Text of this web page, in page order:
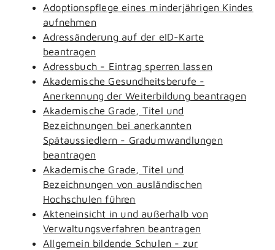
Adoptionspflege eines minderjährigen Kindes
aufnehmen
Adressänderung auf der eID-Karte
beantragen
Adressbuch - Eintrag sperren lassen
Akademische Gesundheitsberufe -
Anerkennung der Weiterbildung beantragen
Akademische Grade, Titel und
Bezeichnungen bei anerkannten
Spätaussiedlern - Gradumwandlungen
beantragen
Akademische Grade, Titel und
Bezeichnungen von ausländischen
Hochschulen führen
Akteneinsicht in und außerhalb von
Verwaltungsverfahren beantragen
Allgemein bildende Schulen - zur